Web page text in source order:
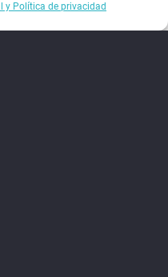
y Política de privacidad